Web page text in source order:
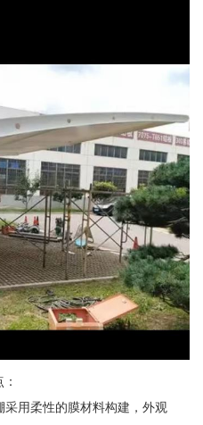
用柔性的膜材料构建，外观